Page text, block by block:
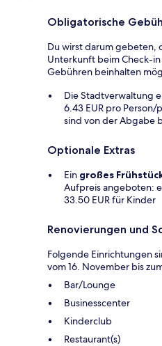
Obligatorische
Du wirst darum gebeten,
Unterkunft beim Check-
Gebühren beinhalten
Die Stadtverwaltung
6.43 EUR pro
sind von der Abgabe
Optionale Extras
Ein großes
Aufpreis angeboten:
33.50 EUR für Kinder
Renovierungen und
Folgende Einrichtungen
vom 16. November bis
Bar/Lounge
Businesscenter
Kinderclub
Restaurant(s)